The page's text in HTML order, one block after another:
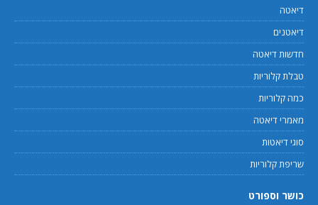
דיאטה
דיאטנים
חדשות דיאטה
טבלת קלוריות
כמה קלוריות
מאמרי דיאטה
סוגי דיאטות
שריפת קלוריות
כושר וספורט